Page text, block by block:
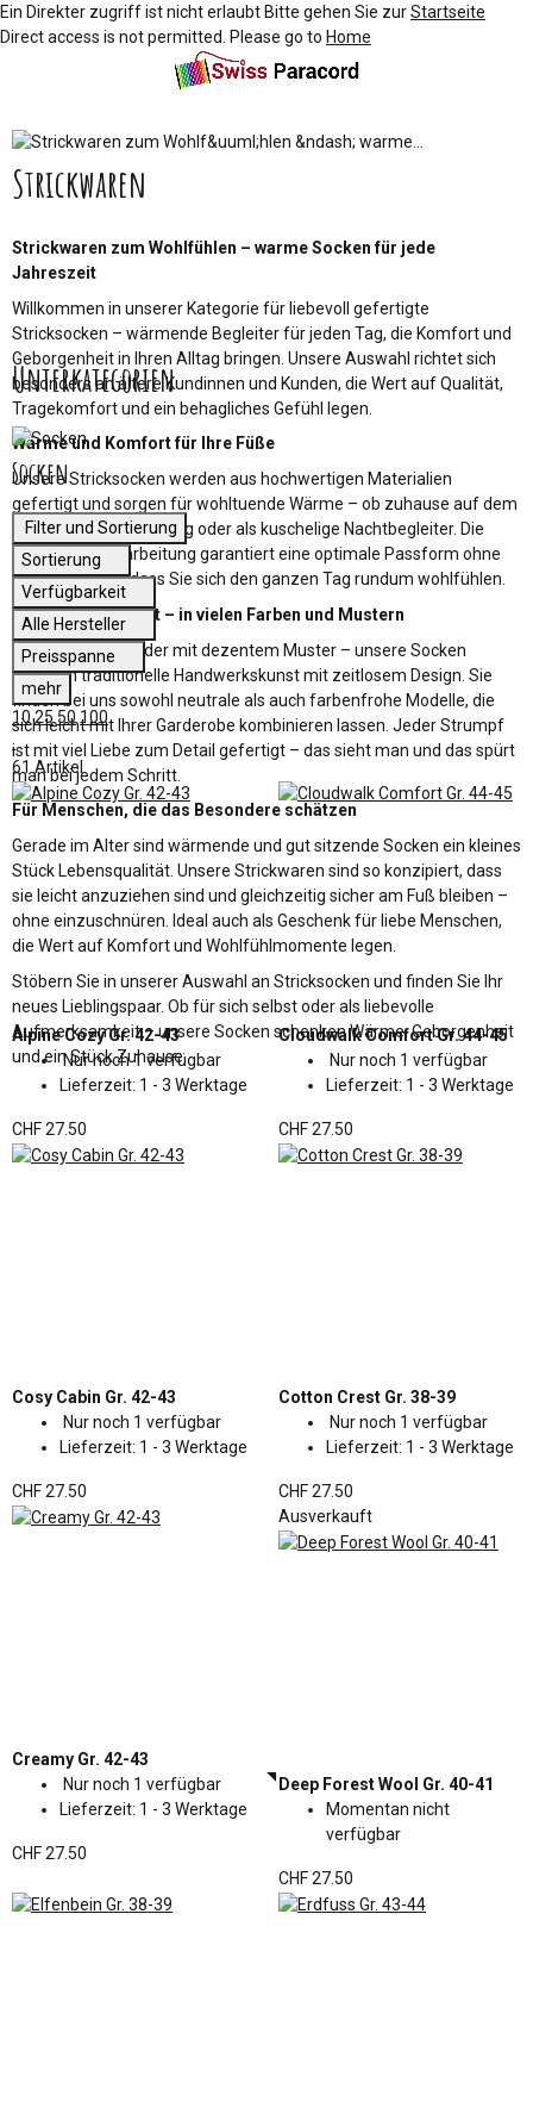
Ein Direkter zugriff ist nicht erlaubt Bitte gehen Sie zurStartseite
Direct access is not permitted. Please go to Home
Strickwaren
Strickwaren zum Wohlfühlen – warme Socken für jede
Jahreszeit
Willkommen in unserer Kategorie für liebevoll gefertigte
Stricksocken – wärmende Begleiter für jeden Tag, die Komfort und
Geborgenheit in Ihren Alltag bringen. Unsere Auswahl richtet sich
besonders an ältere Kundinnen und Kunden, die Wert auf Qualität,
Tragekomfort und ein behagliches Gefühl legen.
Wärme und Komfort für Ihre Füße
Unsere Stricksocken werden aus hochwertigen Materialien
gefertigt und sorgen für wohltuende Wärme – ob zuhause auf dem
Sofa, beim Spaziergang oder als kuschelige Nachtbegleiter. Die
sorgfältige Verarbeitung garantiert eine optimale Passform ohne
Druckstellen, sodass Sie sich den ganzen Tag rundum wohlfühlen.
Mit Liebe gestrickt – in vielen Farben und Mustern
Ob klassisch uni oder mit dezentem Muster – unsere Socken
vereinen traditionelle Handwerkskunst mit zeitlosem Design. Sie
finden bei uns sowohl neutrale als auch farbenfrohe Modelle, die
sich leicht mit Ihrer Garderobe kombinieren lassen. Jeder Strumpf
ist mit viel Liebe zum Detail gefertigt – das sieht man und das spürt
man bei jedem Schritt.
Für Menschen, die das Besondere schätzen
Gerade im Alter sind wärmende und gut sitzende Socken ein kleines
Stück Lebensqualität. Unsere Strickwaren sind so konzipiert, dass
sie leicht anzuziehen sind und gleichzeitig sicher am Fuß bleiben –
ohne einzuschnüren. Ideal auch als Geschenk für liebe Menschen,
die Wert auf Komfort und Wohlfühlmomente legen.
Stöbern Sie in unserer Auswahl an Stricksocken und finden Sie Ihr
neues Lieblingspaar. Ob für sich selbst oder als liebevolle
Aufmerksamkeit – unsere Socken schenken Wärme, Geborgenheit
und ein Stück Zuhause.
Unterkategorien
Socken
Filter und Sortierung
Sortierung
Verfügbarkeit
Alle Hersteller
Preisspanne
mehr
10 25 50 100
61 Artikel
Alpine Cozy Gr. 42-43
Nur noch 1 verfügbar
Lieferzeit: 1 - 3 Werktage
CHF 27.50
Cloudwalk Comfort Gr. 44-45
Nur noch 1 verfügbar
Lieferzeit: 1 - 3 Werktage
CHF 27.50
Cosy Cabin Gr. 42-43
Nur noch 1 verfügbar
Lieferzeit: 1 - 3 Werktage
CHF 27.50
Cotton Crest Gr. 38-39
Nur noch 1 verfügbar
Lieferzeit: 1 - 3 Werktage
CHF 27.50
Creamy Gr. 42-43
Nur noch 1 verfügbar
Lieferzeit: 1 - 3 Werktage
CHF 27.50
Ausverkauft
Deep Forest Wool Gr. 40-41
Momentan nicht
verfügbar
CHF 27.50